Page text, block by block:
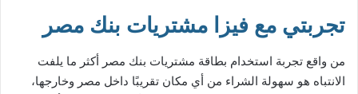
تجربتي مع فيزا مشتريات بنك مصر
من واقع تجربة استخدام بطاقة مشتريات بنك مصر أكثر ما يلفت
الانتباه هو سهولة الشراء من أي مكان تقريبًا داخل مصر وخارجها،